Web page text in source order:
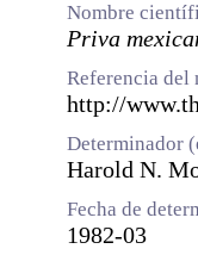
Nombre
Priva
Referencia
http://
Determinador
Harold N.
Fecha de
1982-03